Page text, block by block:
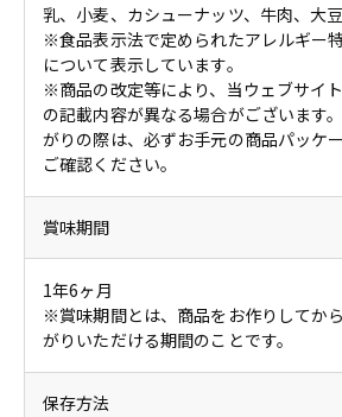
乳、小麦、カシューナッツ、牛肉、大
※食品表示法で定められたアレルギー
について表示しています。
※商品の改定等により、当ウェブサイ
の記載内容が異なる場合がございます
がりの際は、必ずお手元の商品パッケ
ご確認ください。
賞味期間
1年6ヶ月
※賞味期間とは、商品をお作りしてか
がりいただける期間のことです。
保存方法